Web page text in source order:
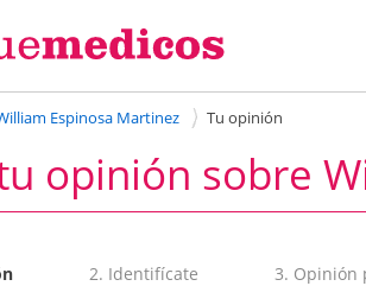
Espinosa Martinez Tu opinión
opinión sobre
2. Identifícate 3. Opinión